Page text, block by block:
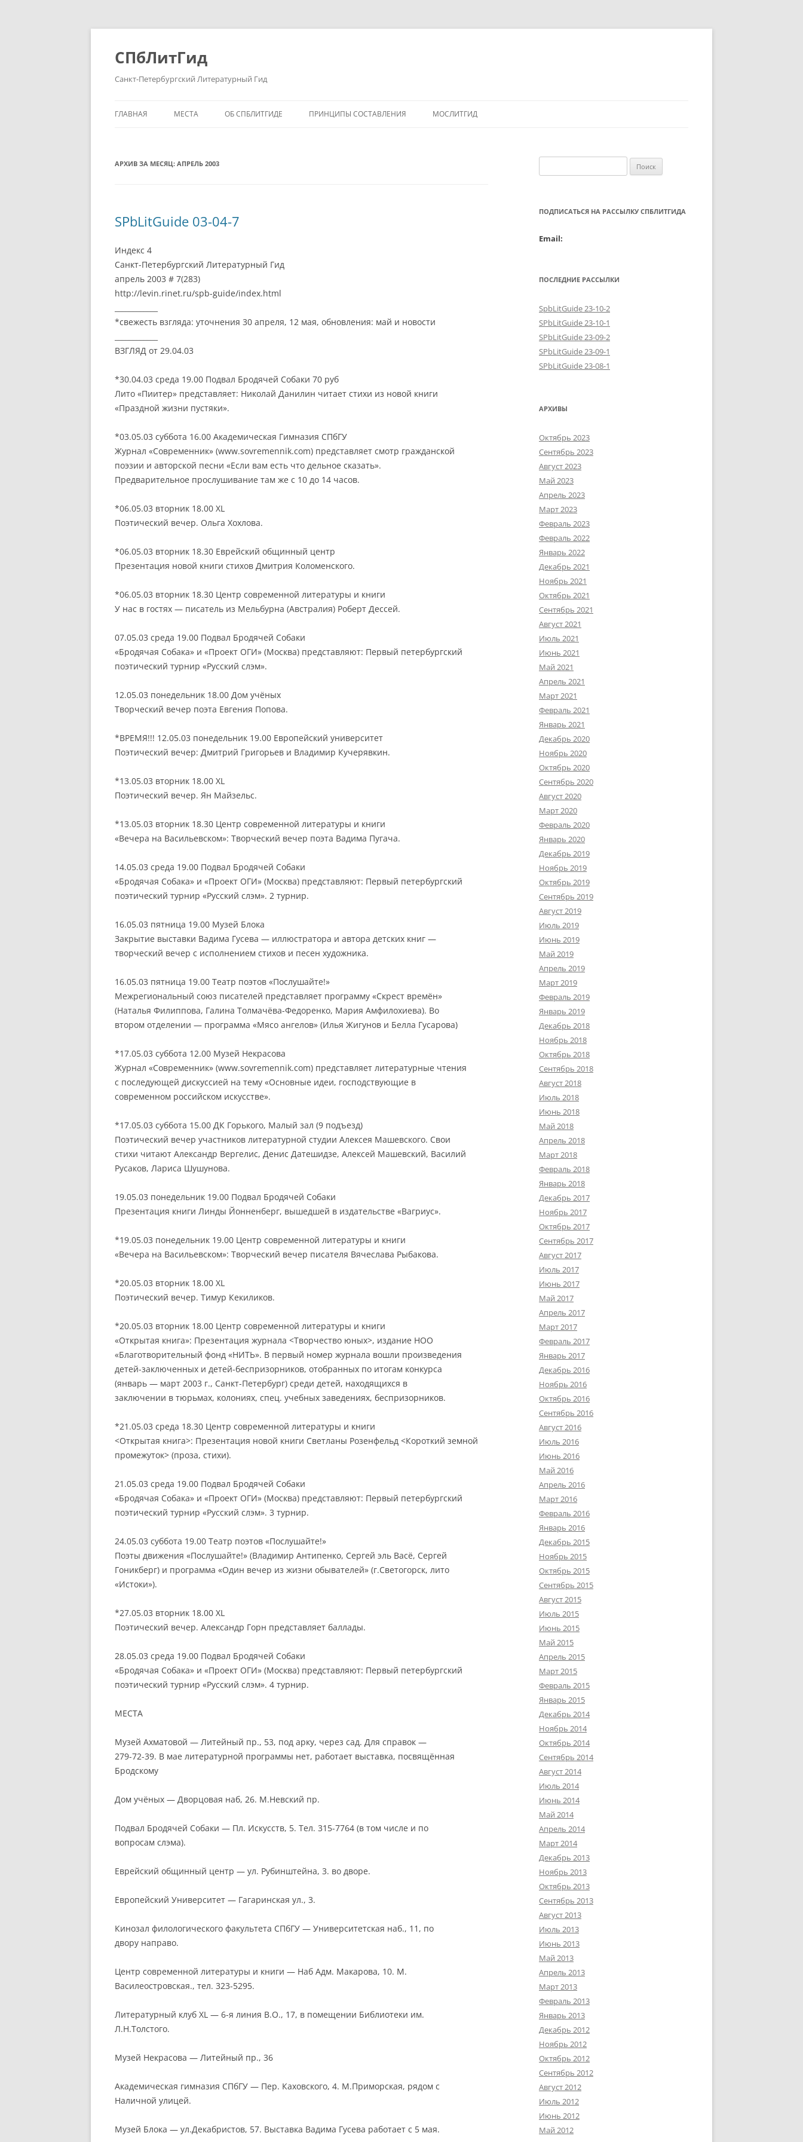
Перейти
содержимому
СПбЛитГид
Санкт-Петербургский Литературный Гид
ГЛАВНАЯ МЕСТА ОБ СПБЛИТГИДЕ ПРИНЦИПЫ СОСТАВЛЕНИЯ МОСЛИТГИД
АРХИВ ЗА МЕСЯЦ: АПРЕЛЬ 2003
SPbLitGuide 03-04-7
Индекс 4
Санкт-Петербургский Литературный Гид
апрель 2003 # 7(283)
http://levin.rinet.ru/spb-guide/index.html
*свежесть взгляда: уточнения 30 апреля, 12 мая, обновления: май и новости
ВЗГЛЯД от 29.04.03
*30.04.03 среда 19.00 Подвал Бродячей Собаки 70 руб
Лито «Пиитер» представляет: Николай Данилин читает стихи из новой книги
«Праздной жизни пустяки».
*03.05.03 суббота 16.00 Академическая Гимназия СПбГУ
Журнал «Современник» (www.sovremennik.com) представляет смотр гражданской
поэзии и авторской песни «Если вам есть что дельное сказать».
Предварительное прослушивание там же с 10 до 14 часов.
*06.05.03 вторник 18.00 XL
Поэтический вечер. Ольга Хохлова.
*06.05.03 вторник 18.30 Еврейский общинный центр
Презентация новой книги стихов Дмитрия Коломенского.
*06.05.03 вторник 18.30 Центр современной литературы и книги
У нас в гостях — писатель из Мельбурна (Австралия) Роберт Дессей.
07.05.03 среда 19.00 Подвал Бродячей Собаки
«Бродячая Собака» и «Проект ОГИ» (Москва) представляют: Первый петербургский
поэтический турнир «Русский слэм».
12.05.03 понедельник 18.00 Дом учёных
Творческий вечер поэта Евгения Попова.
*ВРЕМЯ!!! 12.05.03 понедельник 19.00 Европейский университет
Поэтический вечер: Дмитрий Григорьев и Владимир Кучерявкин.
*13.05.03 вторник 18.00 XL
Поэтический вечер. Ян Майзельс.
*13.05.03 вторник 18.30 Центр современной литературы и книги
«Вечера на Васильевском»: Творческий вечер поэта Вадима Пугача.
14.05.03 среда 19.00 Подвал Бродячей Собаки
«Бродячая Собака» и «Проект ОГИ» (Москва) представляют: Первый петербургский
поэтический турнир «Русский слэм». 2 турнир.
16.05.03 пятница 19.00 Музей Блока
Закрытие выставки Вадима Гусева — иллюстратора и автора детских книг —
творческий вечер с исполнением стихов и песен художника.
16.05.03 пятница 19.00 Театр поэтов «Послушайте!»
Межрегиональный союз писателей представляет программу «Скрест времён»
(Наталья Филиппова, Галина Толмачёва-Федоренко, Мария Амфилохиева). Во
втором отделении — программа «Мясо ангелов» (Илья Жигунов и Белла Гусарова)
*17.05.03 суббота 12.00 Музей Некрасова
Журнал «Современник» (www.sovremennik.com) представляет литературные чтения
с последующей дискуссией на тему «Основные идеи, господствующие в
современном российском искусстве».
*17.05.03 суббота 15.00 ДК Горького, Малый зал (9 подъезд)
Поэтический вечер участников литературной студии Алексея Машевского. Свои
стихи читают Александр Вергелис, Денис Датешидзе, Алексей Машевский, Василий
Русаков, Лариса Шушунова.
19.05.03 понедельник 19.00 Подвал Бродячей Собаки
Презентация книги Линды Йонненберг, вышедшей в издательстве «Вагриус».
*19.05.03 понедельник 19.00 Центр современной литературы и книги
«Вечера на Васильевском»: Творческий вечер писателя Вячеслава Рыбакова.
*20.05.03 вторник 18.00 XL
Поэтический вечер. Тимур Кекиликов.
*20.05.03 вторник 18.00 Центр современной литературы и книги
«Открытая книга»: Презентация журнала <Творчество юных>, издание НОО
«Благотворительный фонд «НИТЬ». В первый номер журнала вошли произведения
детей-заключенных и детей-беспризорников, отобранных по итогам конкурса
(январь — март 2003 г., Санкт-Петербург) среди детей, находящихся в
заключении в тюрьмах, колониях, спец. учебных заведениях, беспризорников.
*21.05.03 среда 18.30 Центр современной литературы и книги
<Открытая книга>: Презентация новой книги Светланы Розенфельд <Короткий земной
промежуток> (проза, стихи).
21.05.03 среда 19.00 Подвал Бродячей Собаки
«Бродячая Собака» и «Проект ОГИ» (Москва) представляют: Первый петербургский
поэтический турнир «Русский слэм». 3 турнир.
24.05.03 суббота 19.00 Театр поэтов «Послушайте!»
Поэты движения «Послушайте!» (Владимир Антипенко, Сергей эль Васё, Сергей
Гоникберг) и программа «Один вечер из жизни обывателей» (г.Светогорск, лито
«Истоки»).
*27.05.03 вторник 18.00 XL
Поэтический вечер. Александр Горн представляет баллады.
28.05.03 среда 19.00 Подвал Бродячей Собаки
«Бродячая Собака» и «Проект ОГИ» (Москва) представляют: Первый петербургский
поэтический турнир «Русский слэм». 4 турнир.
МЕСТА
Музей Ахматовой — Литейный пр., 53, под арку, через сад. Для справок —
279-72-39. В мае литературной программы нет, работает выставка, посвящённая
Бродскому
Дом учёных — Дворцовая наб, 26. М.Невский пр.
Подвал Бродячей Собаки — Пл. Искусств, 5. Тел. 315-7764 (в том числе и по
вопросам слэма).
Еврейский общинный центр — ул. Рубинштейна, 3. во дворе.
Европейский Университет — Гагаринская ул., 3.
Кинозал филологического факультета СПбГУ — Университетская наб., 11, по
двору направо.
Центр современной литературы и книги — Наб Адм. Макарова, 10. М.
Василеостровская., тел. 323-5295.
Литературный клуб XL — 6-я линия В.О., 17, в помещении Библиотеки им.
Л.Н.Толстого.
Музей Некрасова — Литейный пр., 36
Академическая гимназия СПбГУ — Пер. Каховского, 4. М.Приморская, рядом с
Наличной улицей.
Музей Блока — ул.Декабристов, 57. Выставка Вадима Гусева работает с 5 мая.
ПОДПИСАТЬСЯ НА РАССЫЛКУ СПБЛИТГИДА
Email:
ПОСЛЕДНИЕ РАССЫЛКИ
SpbLitGuide 23-10-2
SPbLitGuide 23-10-1
SPbLitGuide 23-09-2
SPbLitGuide 23-09-1
SPbLitGuide 23-08-1
АРХИВЫ
Октябрь 2023
Сентябрь 2023
Август 2023
Май 2023
Апрель 2023
Март 2023
Февраль 2023
Февраль 2022
Январь 2022
Декабрь 2021
Ноябрь 2021
Октябрь 2021
Сентябрь 2021
Август 2021
Июль 2021
Июнь 2021
Май 2021
Апрель 2021
Март 2021
Февраль 2021
Январь 2021
Декабрь 2020
Ноябрь 2020
Октябрь 2020
Сентябрь 2020
Август 2020
Март 2020
Февраль 2020
Январь 2020
Декабрь 2019
Ноябрь 2019
Октябрь 2019
Сентябрь 2019
Август 2019
Июль 2019
Июнь 2019
Май 2019
Апрель 2019
Март 2019
Февраль 2019
Январь 2019
Декабрь 2018
Ноябрь 2018
Октябрь 2018
Сентябрь 2018
Август 2018
Июль 2018
Июнь 2018
Май 2018
Апрель 2018
Март 2018
Февраль 2018
Январь 2018
Декабрь 2017
Ноябрь 2017
Октябрь 2017
Сентябрь 2017
Август 2017
Июль 2017
Июнь 2017
Май 2017
Апрель 2017
Март 2017
Февраль 2017
Январь 2017
Декабрь 2016
Ноябрь 2016
Октябрь 2016
Сентябрь 2016
Август 2016
Июль 2016
Июнь 2016
Май 2016
Апрель 2016
Март 2016
Февраль 2016
Январь 2016
Декабрь 2015
Ноябрь 2015
Октябрь 2015
Сентябрь 2015
Август 2015
Июль 2015
Июнь 2015
Май 2015
Апрель 2015
Март 2015
Февраль 2015
Январь 2015
Декабрь 2014
Ноябрь 2014
Октябрь 2014
Сентябрь 2014
Август 2014
Июль 2014
Июнь 2014
Май 2014
Апрель 2014
Март 2014
Декабрь 2013
Ноябрь 2013
Октябрь 2013
Сентябрь 2013
Август 2013
Июль 2013
Июнь 2013
Май 2013
Апрель 2013
Март 2013
Февраль 2013
Январь 2013
Декабрь 2012
Ноябрь 2012
Октябрь 2012
Сентябрь 2012
Август 2012
Июль 2012
Июнь 2012
Май 2012